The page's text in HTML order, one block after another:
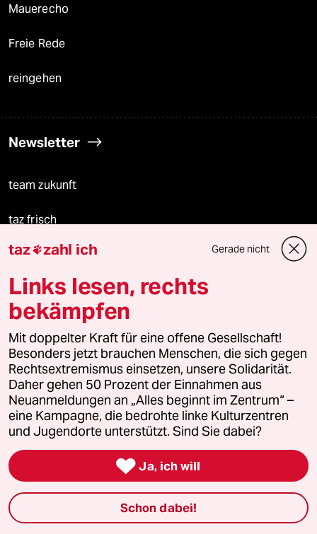
Mauerecho
Freie Rede
reingehen
Newsletter
team zukunft
taz frisch
taz zahl ich
taz lab Infobrief
Veranstaltungen
Demnächst
Vor Ort
Live im Stream
Vergangene
taz zahl ich Gerade nicht
Links lesen, rechts
bekämpfen
Mit doppelter Kraft für eine offene Gesellschaft!
Besonders jetzt brauchen Menschen, die sich gegen
Rechtsextremismus einsetzen, unsere Solidarität.
Daher gehen 50 Prozent der Einnahmen aus
Neuanmeldungen an „Alles beginnt im Zentrum“ –
eine Kampagne, die bedrohte linke Kulturzentren
und Jugendorte unterstützt. Sind Sie dabei?
 Ja, ich will
Schon dabei!